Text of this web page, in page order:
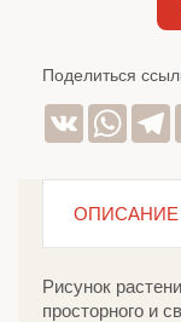
Поделиться
VK
ОПИСАНИЕ
Рисунок
просторного и